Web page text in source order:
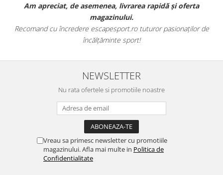
Am apreciat, de asemenea, livrarea rapidă și oferta
magazinului.
Recomand cu încredere escapesport.ro tuturor pasionaților de
încălțăminte sport!
NEWSLETTER
Nu rata ofertele si promotiile noastre
Vreau sa primesc newsletter cu promotiile
magazinului. Afla mai multe in Politica de
Confidentialitate